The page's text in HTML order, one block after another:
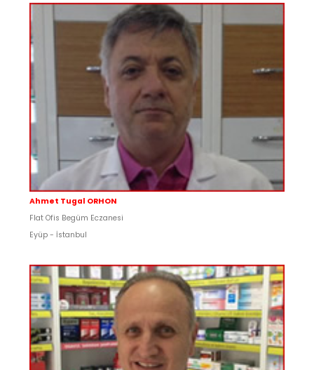
Ahmet Tugal ORHON
Flat Ofis Begüm Eczanesi
Eyüp - İstanbul